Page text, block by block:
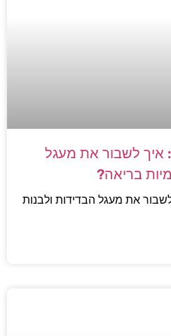
איך לשבור את מעגל
בריאה?
את מעגל הבדידות ולבנות